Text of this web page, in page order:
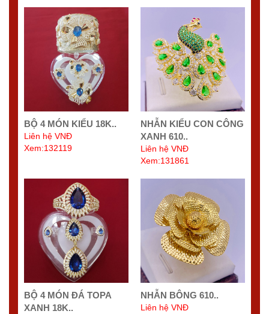
BỘ 4 MÓN KIỂU 18K..
Liên hệ VNĐ
Xem:132119
NHẪN KIỂU CON CÔNG
XANH 610..
Liên hệ VNĐ
Xem:131861
BỘ 4 MÓN ĐÁ TOPA
XANH 18K..
NHẪN BÔNG 610..
Liên hệ VNĐ